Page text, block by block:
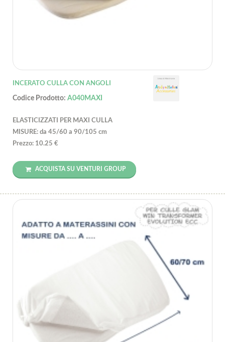
INCERATO CULLA CON ANGOLI
Codice Prodotto: A040MAXI
ELASTICIZZATI PER MAXI CULLA
MISURE: da 45/60 a 90/105 cm
Prezzo: 10.25 €
ACQUISTA SU VENTURI GROUP